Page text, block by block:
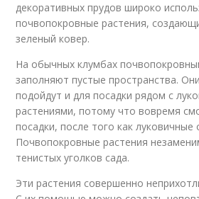
декоративных прудов широко
почвопокровные растения,
зеленый ковер.
На обычных клумбах
заполняют пустые пространства.
подойдут и для посадки рядом с
растениями, потому что вовремя
посадки, после того как луковичные
Почвопокровные растения
тенистых уголков сада.
Эти растения совершенно